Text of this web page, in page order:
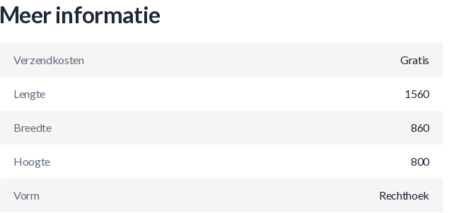
Meer informatie
Verzendkosten Gratis
Lengte 1560
Breedte 860
Hoogte 800
Vorm Rechthoek